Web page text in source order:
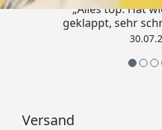
„Alles top. Hat
geklappt, sehr
Versand